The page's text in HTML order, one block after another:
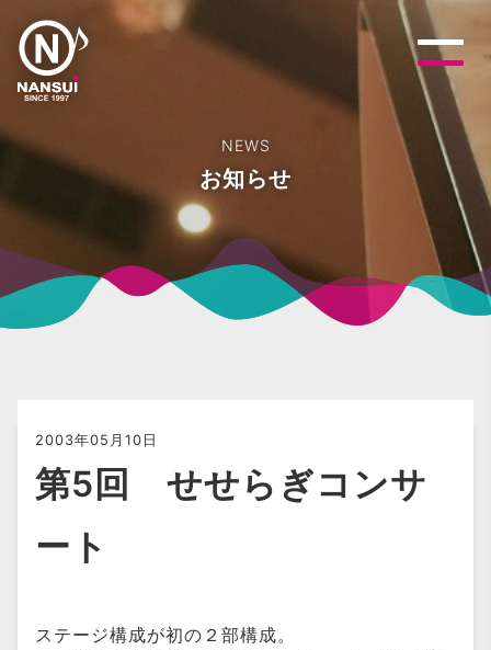
NEWS
お知らせ
2003年05月10日
第5回 せせらぎコンサ
ート
ステージ構成が初の２部構成。